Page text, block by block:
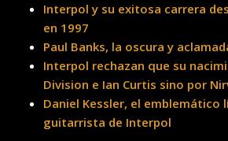
Interpol y su exitosa carrera
en 1997
Paul Banks, la oscura y
Interpol rechazan que su
Division e Ian Curtis sino por
Daniel Kessler, el emblemático
guitarrista de Interpol